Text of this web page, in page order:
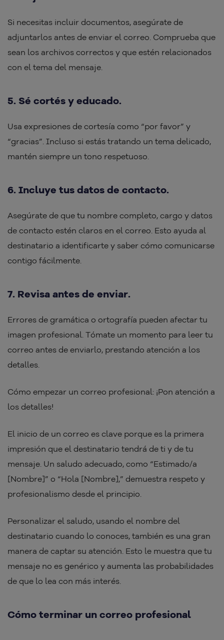
Si necesitas incluir documentos, asegúrate de
adjuntarlos antes de enviar el correo. Comprueba que
sean los archivos correctos y que estén relacionados
con el tema del mensaje.
5. Sé cortés y educado.
Usa expresiones de cortesía como “por favor” y
“gracias”. Incluso si estás tratando un tema delicado,
mantén siempre un tono respetuoso.
6. Incluye tus datos de contacto.
Asegúrate de que tu nombre completo, cargo y datos
de contacto estén claros en el correo. Esto ayuda al
destinatario a identificarte y saber cómo comunicarse
contigo fácilmente.
7. Revisa antes de enviar.
Errores de gramática o ortografía pueden afectar tu
imagen profesional. Tómate un momento para leer tu
correo antes de enviarlo, prestando atención a los
detalles.
Cómo empezar un correo profesional: ¡Pon atención a
los detalles!
El inicio de un correo es clave porque es la primera
impresión que el destinatario tendrá de ti y de tu
mensaje. Un saludo adecuado, como “Estimado/a
[Nombre]” o “Hola [Nombre],” demuestra respeto y
profesionalismo desde el principio.
Personalizar el saludo, usando el nombre del
destinatario cuando lo conoces, también es una gran
manera de captar su atención. Esto le muestra que tu
mensaje no es genérico y aumenta las probabilidades
de que lo lea con más interés.
Cómo terminar un correo profesional